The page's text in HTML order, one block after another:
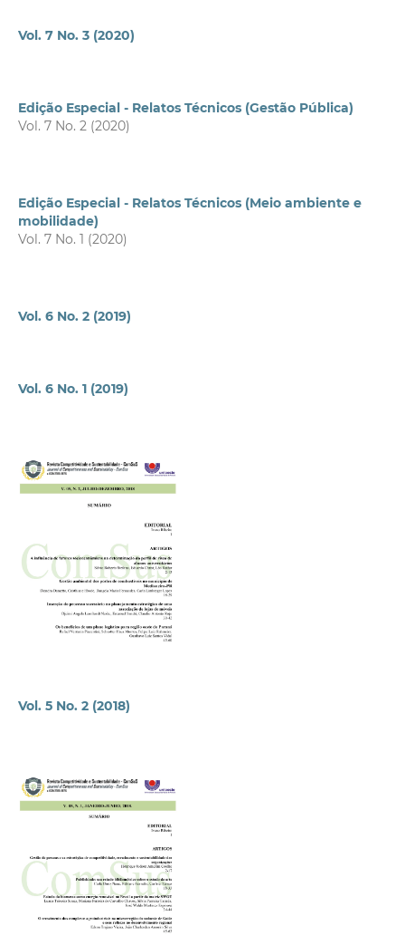
Vol. 7 No. 3 (2020)
Edição Especial - Relatos Técnicos (Gestão Pública)
Vol. 7 No. 2 (2020)
Edição Especial - Relatos Técnicos (Meio ambiente e
mobilidade)
Vol. 7 No. 1 (2020)
Vol. 6 No. 2 (2019)
Vol. 6 No. 1 (2019)
Vol. 5 No. 2 (2018)